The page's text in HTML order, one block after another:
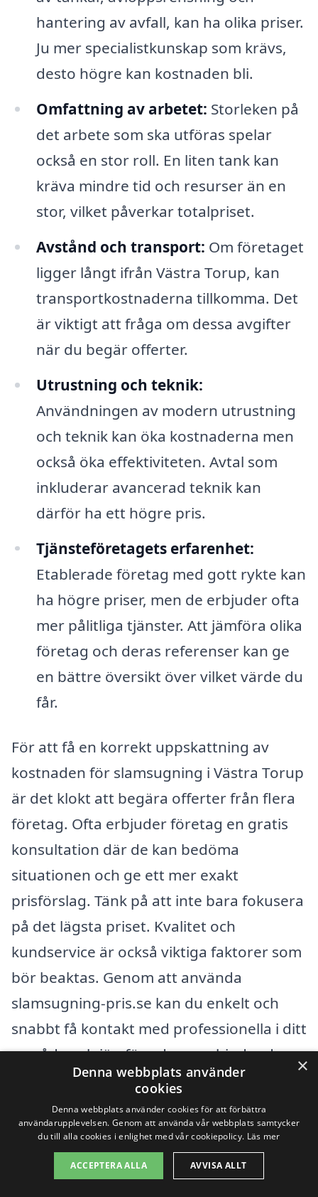
hantering av avfall, kan ha olika priser.
Ju mer specialistkunskap som krävs,
desto högre kan kostnaden bli.
Omfattning av arbetet: Storleken på
det arbete som ska utföras spelar
också en stor roll. En liten tank kan
kräva mindre tid och resurser än en
stor, vilket påverkar totalpriset.
Avstånd och transport: Om företaget
ligger långt ifrån Västra Torup, kan
transportkostnaderna tillkomma. Det
är viktigt att fråga om dessa avgifter
när du begär offerter.
Utrustning och teknik:
Användningen av modern utrustning
och teknik kan öka kostnaderna men
också öka effektiviteten. Avtal som
inkluderar avancerad teknik kan
därför ha ett högre pris.
Tjänsteföretagets erfarenhet:
Etablerade företag med gott rykte kan
ha högre priser, men de erbjuder ofta
mer pålitliga tjänster. Att jämföra olika
företag och deras referenser kan ge
en bättre översikt över vilket värde du
får.
För att få en korrekt uppskattning av
kostnaden för slamsugning i Västra Torup
är det klokt att begära offerter från flera
företag. Ofta erbjuder företag en gratis
konsultation där de kan bedöma
situationen och ge ett mer exakt
prisförslag. Tänk på att inte bara fokusera
på det lägsta priset. Kvalitet och
kundservice är också viktiga faktorer som
bör beaktas. Genom att använda
slamsugning-pris.se kan du enkelt och
snabbt få kontakt med professionella i ditt
område och jämföra deras erbjudanden,
vilket hjälper dig att fatta det bästa
beslutet för dina slamsugningsbehov.
Få 3 erbjudanden, gratis och utan
förpliktelser
×
Denna webbplats använder
cookies
Denna webbplats använder cookies för att förbättra
användarupplevelsen. Genom att använda vår webbplats samtycker
du till alla cookies i enlighet med vår cookiepolicy. Läs mer
ACCEPTERA ALLA AVVISA ALLT